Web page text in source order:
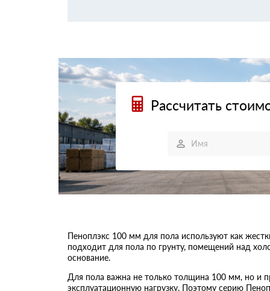
Рассчитать
Пеноплэкс 100 мм для пола используют как
подходит для пола по грунту, помещений над
основание.
Для пола важна не только толщина 100 мм, но и
эксплуатационную нагрузку. Поэтому серию